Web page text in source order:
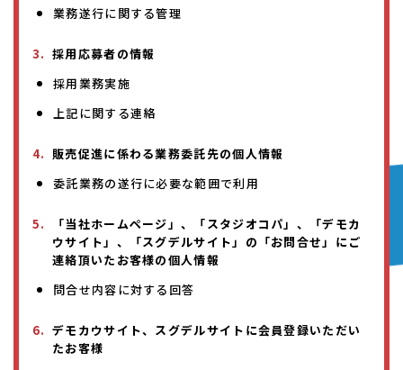
業務遂行に関する管理
採用応募者の情報
採用業務実施
上記に関する連絡
販売促進に係わる業務委託先の個人情報
委託業務の遂行に必要な範囲で利用
「当社ホームページ」、「スタジオコパ」、「デモカ
ウサイト」、「スグデルサイト」の「お問合せ」にご
連絡頂いたお客様の個人情報
問合せ内容に対する回答
デモカウサイト、スグデルサイトに会員登録いただい
たお客様